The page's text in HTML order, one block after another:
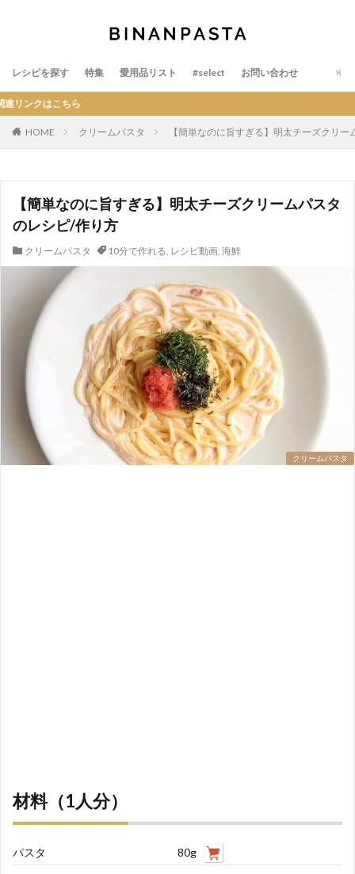
レシピを探す 特集 愛用品リスト #select お問い合わせ
HOME クリームパスタ 【簡単なのに旨すぎる】明太チーズクリ
【簡単なのに旨すぎる】明太チーズクリームパスタ
のレシピ/作り方
クリームパスタ 10分で作れる, レシピ動画, 海鮮
クリームパスタ
材料（1人分）
パスタ 80g